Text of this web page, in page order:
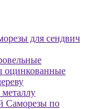
для сендвич
оцинкованные
Саморезы по